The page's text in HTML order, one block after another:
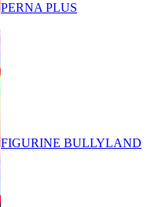
PERNA PLUS
FIGURINE BULLYLAND